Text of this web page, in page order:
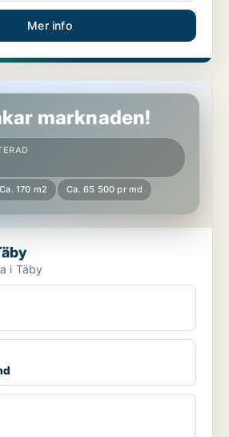
Mer info
marknaden!
Ca. 170 m2 Ca. 65 500 pr md
i Täby